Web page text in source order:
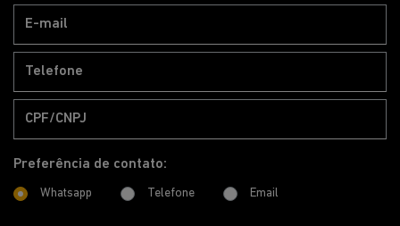
Preferência de contato:
Whatsapp Telefone Email